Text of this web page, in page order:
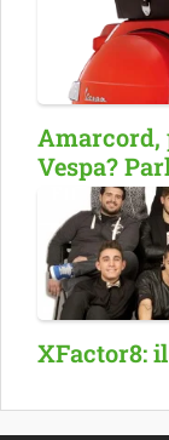
Amarcord,
Vespa?
XFactor8: